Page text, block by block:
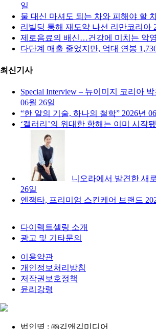
일
물 대신 마셔도 되는 차와 피해야 할
리빌딩 통해 재도약 나선 리만코리아
제로음료의 배신…건강에 미치는 악
다단계 매출 줄었지만, 억대 연봉
최신기사
Special Interview – 뉴이미지 코리아
06월 26일
“한 알의 기술, 하나의 철학” 2026년
‘캘러리’의 위대한 항해는 이미 시작
니오라에서 발견한 새
26일
엔잭타, 프리미엄 스킨케어 브랜드
다이렉트셀링 소개
광고 및 기타문의
이용약관
개인정보처리방침
저작권보호정책
윤리강령
법인명 : ㈜김앤김미디어